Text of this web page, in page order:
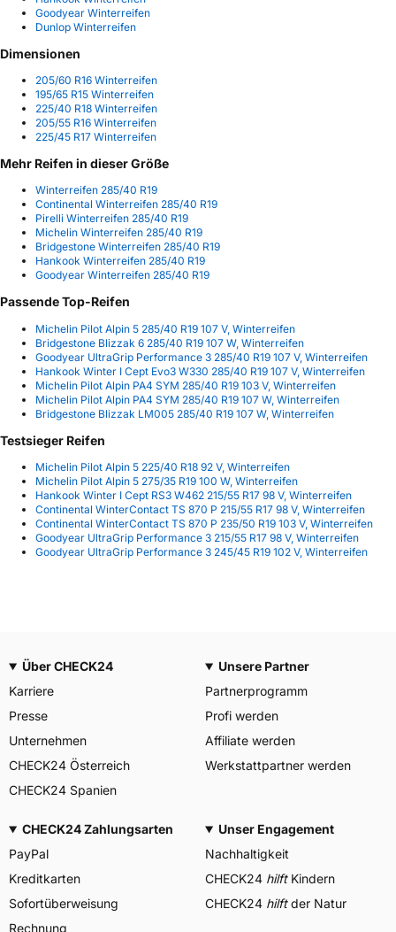
Goodyear Winterreifen
Dunlop Winterreifen
Dimensionen
205/60 R16 Winterreifen
195/65 R15 Winterreifen
225/40 R18 Winterreifen
205/55 R16 Winterreifen
225/45 R17 Winterreifen
Mehr Reifen in dieser Größe
Winterreifen 285/40 R19
Continental Winterreifen 285/40 R19
Pirelli Winterreifen 285/40 R19
Michelin Winterreifen 285/40 R19
Bridgestone Winterreifen 285/40 R19
Hankook Winterreifen 285/40 R19
Goodyear Winterreifen 285/40 R19
Passende Top-Reifen
Michelin Pilot Alpin 5 285/40 R19 107 V, Winterreifen
Bridgestone Blizzak 6 285/40 R19 107 W, Winterreifen
Goodyear UltraGrip Performance 3 285/40 R19 107 V, Winterreifen
Hankook Winter I Cept Evo3 W330 285/40 R19 107 V, Winterreifen
Michelin Pilot Alpin PA4 SYM 285/40 R19 103 V, Winterreifen
Michelin Pilot Alpin PA4 SYM 285/40 R19 107 W, Winterreifen
Bridgestone Blizzak LM005 285/40 R19 107 W, Winterreifen
Testsieger Reifen
Michelin Pilot Alpin 5 225/40 R18 92 V, Winterreifen
Michelin Pilot Alpin 5 275/35 R19 100 W, Winterreifen
Hankook Winter I Cept RS3 W462 215/55 R17 98 V, Winterreifen
Continental WinterContact TS 870 P 215/55 R17 98 V, Winterreifen
Continental WinterContact TS 870 P 235/50 R19 103 V, Winterreifen
Goodyear UltraGrip Performance 3 215/55 R17 98 V, Winterreifen
Goodyear UltraGrip Performance 3 245/45 R19 102 V, Winterreifen
Über CHECK24
Karriere
Presse
Unternehmen
CHECK24 Österreich
CHECK24 Spanien
Unsere Partner
Partnerprogramm
Profi werden
Affiliate werden
Werkstattpartner werden
CHECK24 Zahlungsarten
PayPal
Kreditkarten
Sofortüberweisung
Rechnung
Unser Engagement
Nachhaltigkeit
CHECK24 hilftKindern
CHECK24 hilftder Natur